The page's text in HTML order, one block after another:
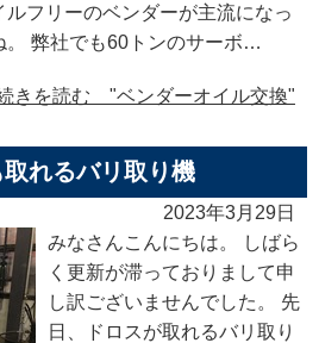
フリーのベンダーが主流になっ
。 弊社でも60トンのサーボ…
きを読む "ベンダーオイル交換"
取れるバリ取り機
2023年3月29日
みなさんこんにちは。 しばら
く更新が滞っておりまして申
し訳ございませんでした。 先
日、ドロスが取れるバリ取り